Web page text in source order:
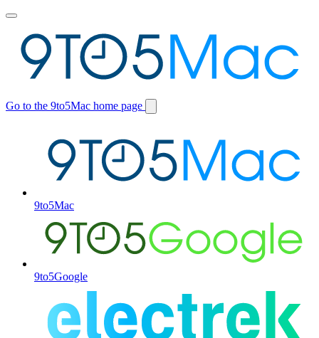
Toggle
menu
Go to the 9to5Mac home page
Switch
9to5Mac
9to5Google